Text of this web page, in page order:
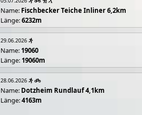
Name: Fischbecker Teiche Inliner 6,2km
Länge:6232m
29.06.2026
Name: 19060
Länge: 19060m
28.06.2026
Name: Dotzheim Rundlauf 4,1km
Länge:4163m